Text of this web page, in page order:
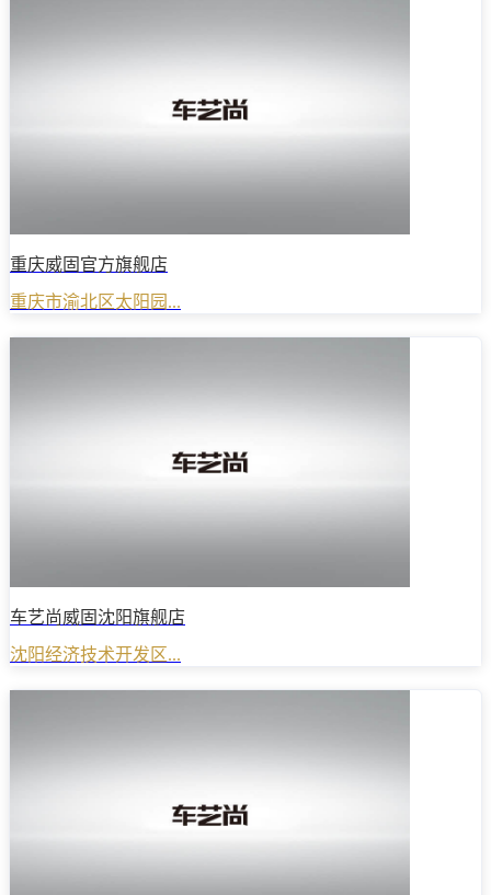
重庆威固官方旗舰店
重庆市渝北区太阳园...
车艺尚威固沈阳旗舰店
沈阳经济技术开发区...